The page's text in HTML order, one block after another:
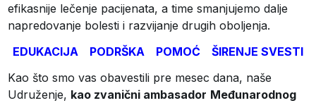
efikasnije lečenje pacijenata, a time smanjujemo dalje
napredovanje bolesti i razvijanje drugih oboljenja.
EDUKACIJA PODRŠKA POMOĆ ŠIRENJE SVESTI
Kao što smo vas obavestili pre mesec dana, naše
Udruženje, kao zvanični ambasador Međunarodnog